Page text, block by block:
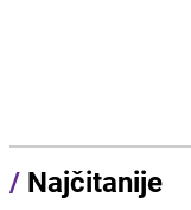
/ Najčitanije